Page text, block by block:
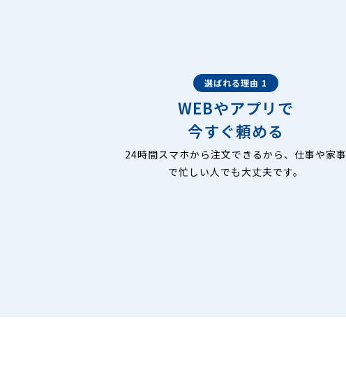
選ばれる理由 1
WEBやアプリで
今すぐ頼める
24時間スマホから注文できるから、仕事や家事
で忙しい人でも大丈夫です。